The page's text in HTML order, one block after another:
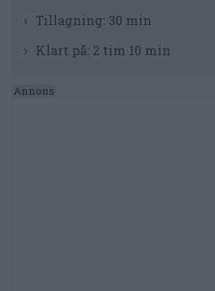
Tillagning: 30 min
Klart på: 2 tim 10 min